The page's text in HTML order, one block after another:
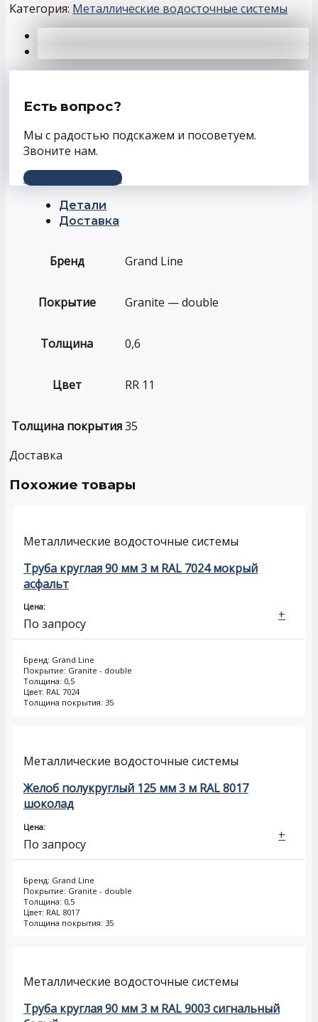
Категория: Металлические водосточные системы
Есть вопрос?
Мы с радостью подскажем и посоветуем.
Звоните нам.
+7 (343) 243-56-66
Детали
Доставка
Бренд Grand Line
Покрытие Granite — double
Толщина 0,6
Цвет RR 11
Толщина покрытия35
Доставка
Похожие товары
Металлические водосточные системы
Труба круглая 90 мм 3 м RAL 7024 мокрый
асфальт
Цена:
По запросу
Бренд: Grand Line
Покрытие: Granite - double
Толщина: 0,5
Цвет: RAL 7024
Толщина покрытия: 35
+
Металлические водосточные системы
Желоб полукруглый 125 мм 3 м RAL 8017
шоколад
Цена:
По запросу
Бренд: Grand Line
Покрытие: Granite - double
Толщина: 0,5
Цвет: RAL 8017
Толщина покрытия: 35
+
Металлические водосточные системы
Труба круглая 90 мм 3 м RAL 9003 сигнальный